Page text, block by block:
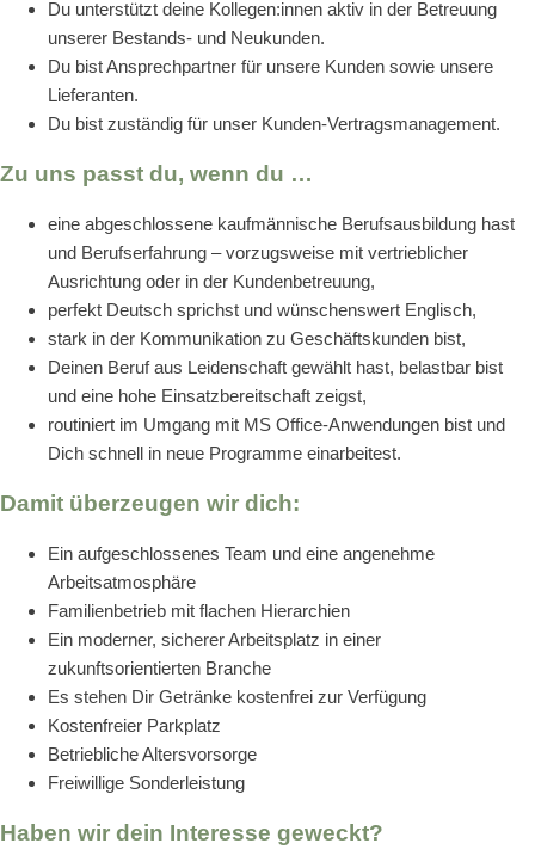
Du unterstützt deine Kollegen:innen aktiv in der Betreuung
unserer Bestands- und Neukunden.
Du bist Ansprechpartner für unsere Kunden sowie unsere
Lieferanten.
Du bist zuständig für unser Kunden-Vertragsmanagement.
Zu uns passt du, wenn du …
eine abgeschlossene kaufmännische Berufsausbildung hast
und Berufserfahrung – vorzugsweise mit vertrieblicher
Ausrichtung oder in der Kundenbetreuung,
perfekt Deutsch sprichst und wünschenswert Englisch,
stark in der Kommunikation zu Geschäftskunden bist,
Deinen Beruf aus Leidenschaft gewählt hast, belastbar bist
und eine hohe Einsatzbereitschaft zeigst,
routiniert im Umgang mit MS Office-Anwendungen bist und
Dich schnell in neue Programme einarbeitest.
Damit überzeugen wir dich:
Ein aufgeschlossenes Team und eine angenehme
Arbeitsatmosphäre
Familienbetrieb mit flachen Hierarchien
Ein moderner, sicherer Arbeitsplatz in einer
zukunftsorientierten Branche
Es stehen Dir Getränke kostenfrei zur Verfügung
Kostenfreier Parkplatz
Betriebliche Altersvorsorge
Freiwillige Sonderleistung
Haben wir dein Interesse geweckt?